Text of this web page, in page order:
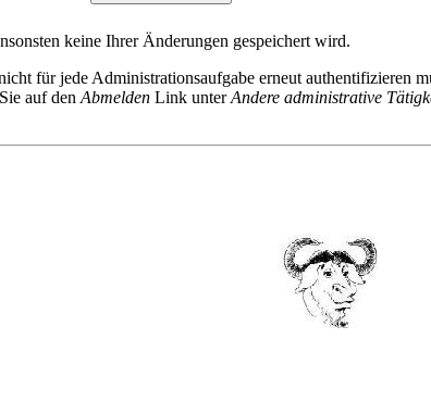
keine Ihrer Änderungen gespeichert wird.
für jede Administrationsaufgabe erneut authentifizieren
auf den Abmelden Link unterAndere administrative